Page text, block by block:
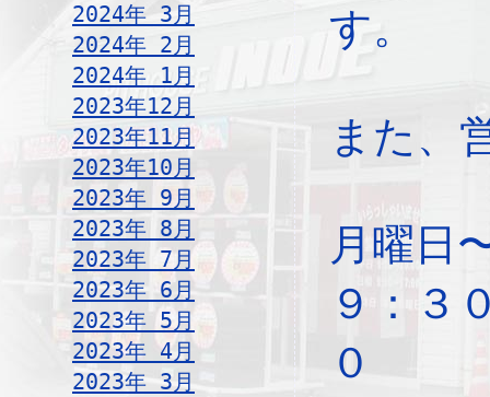
2024年 3月
2024年 2月
2024年 1月
2023年12月
2023年11月
2023年10月
2023年 9月
2023年 8月
2023年 7月
2023年 6月
2023年 5月
2023年 4月
2023年 3月
す。
また、
月曜
９：３
０